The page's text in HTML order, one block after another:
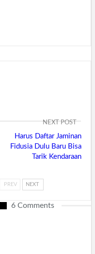
NEXT POST
Harus Daftar Jaminan
Fidusia Dulu Baru Bisa
Tarik Kendaraan
PREV NEXT
6 Comments